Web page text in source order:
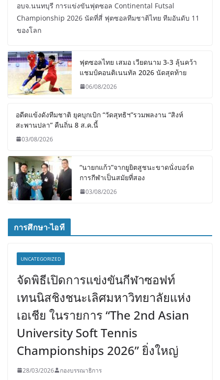
อบจ.นนทบุรี การแข่งขันฟุตซอล Continental Futsal
Championship 2026 นัดที่สี่ ฟุตซอลทีมชาติไทย ทีมอันดับ 11
ของโลก
ฟุตซอลไทย เสมอ เวียดนาม 3-3 ลุ้นคว้า
แชมป์คอนติเนนทัล 2026 นัดสุดท้าย
06/08/2026
อดีตแข้งดังทีมชาติ ยุคบุกเบิก “วัดสุทธิฯ”รวมพลงาน “สิงห์
สะพานปลา” คืนถิ่น 8 ส.ค.นี้
03/08/2026
“นายกแก้ว”จากยูยิตสูชนะขาดนั่งบอร์ด
การกีฬาเป็นสมัยที่สอง
03/08/2026
การศึกษา-ไอที
UNCATEGORIZED
จัดพิธีเปิดการแข่งขันกีฬาซอฟท์
เทนนิสชิงชนะเลิศมหาวิทยาลัยแห่ง
เอเชีย ในรายการ “The 2nd Asian
University Soft Tennis
Championships 2026” ยิ่งใหญ่
28/03/2026 กองบรรณาธิการ